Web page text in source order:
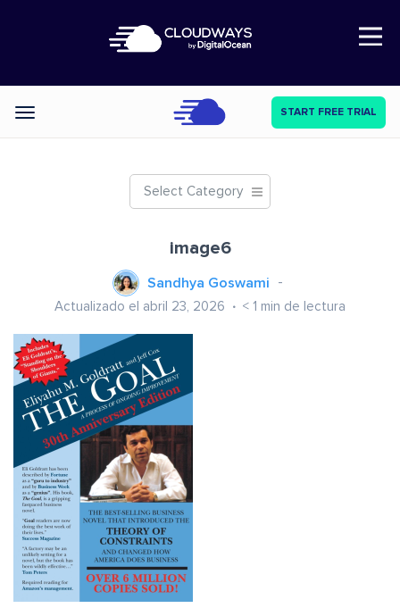
Open Nav
Categories START FREE TRIAL
Select Category
image6
Sandhya Goswami
Actualizado el abril 23, 2026 < 1 min de lectura